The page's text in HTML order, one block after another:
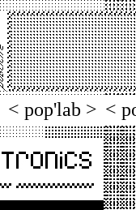
< pop'lab > <